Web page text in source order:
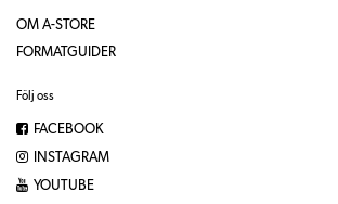
OM A-STORE
FORMATGUIDER
Följ oss
FACEBOOK
INSTAGRAM
YOUTUBE